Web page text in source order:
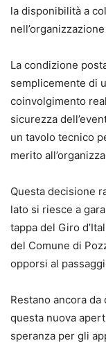
la disponibilità a
La condizione
semplicemente di
coinvolgimento
sicurezza
un tavolo tecnico
merito
Questa decisione
lato si riesce a
tappa del Giro
del Comune di
opporsi al
Restano ancora
questa nuova
speranza per gli